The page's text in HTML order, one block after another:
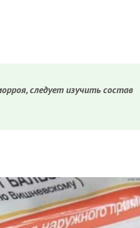
следует изучить состав